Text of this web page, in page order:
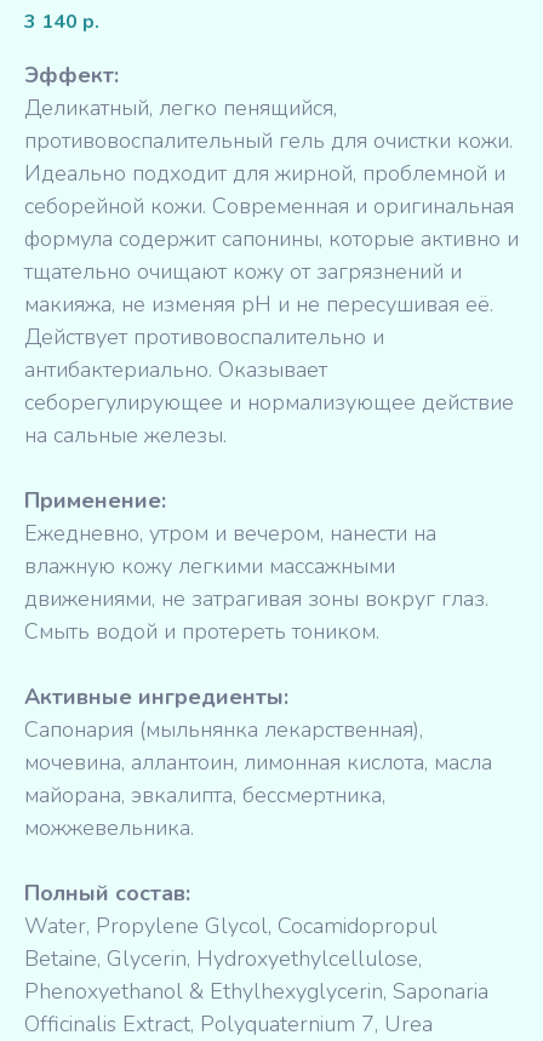
3 140 р.
Эффект:
Деликатный, легко пенящийся,
противовоспалительный гель для очистки кожи.
Идеально подходит для жирной, проблемной и
себорейной кожи. Современная и оригинальная
формула содержит сапонины, которые активно и
тщательно очищают кожу от загрязнений и
макияжа, не изменяя pH и не пересушивая её.
Действует противовоспалительно и
антибактериально. Оказывает
себорегулирующее и нормализующее действие
на сальные железы.
Применение:
Ежедневно, утром и вечером, нанести на
влажную кожу легкими массажными
движениями, не затрагивая зоны вокруг глаз.
Смыть водой и протереть тоником.
Активные ингредиенты:
Сапонария (мыльнянка лекарственная),
мочевина, аллантоин, лимонная кислота, масла
майорана, эвкалипта, бессмертника,
можжевельника.
Полный состав:
Water, Propylene Glycol, Cocamidopropul
Betaine, Glycerin, Hydroxyethylcellulose,
Phenoxyethanol & Ethylhexyglycerin, Saponaria
Officinalis Extract, Polyquaternium 7, Urea